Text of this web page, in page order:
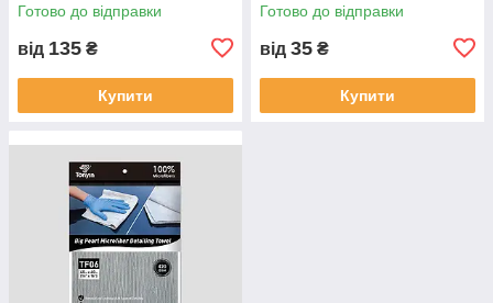
Готово до відправки
від 135 ₴
Купити
Готово до відправки
від 35 ₴
Купити